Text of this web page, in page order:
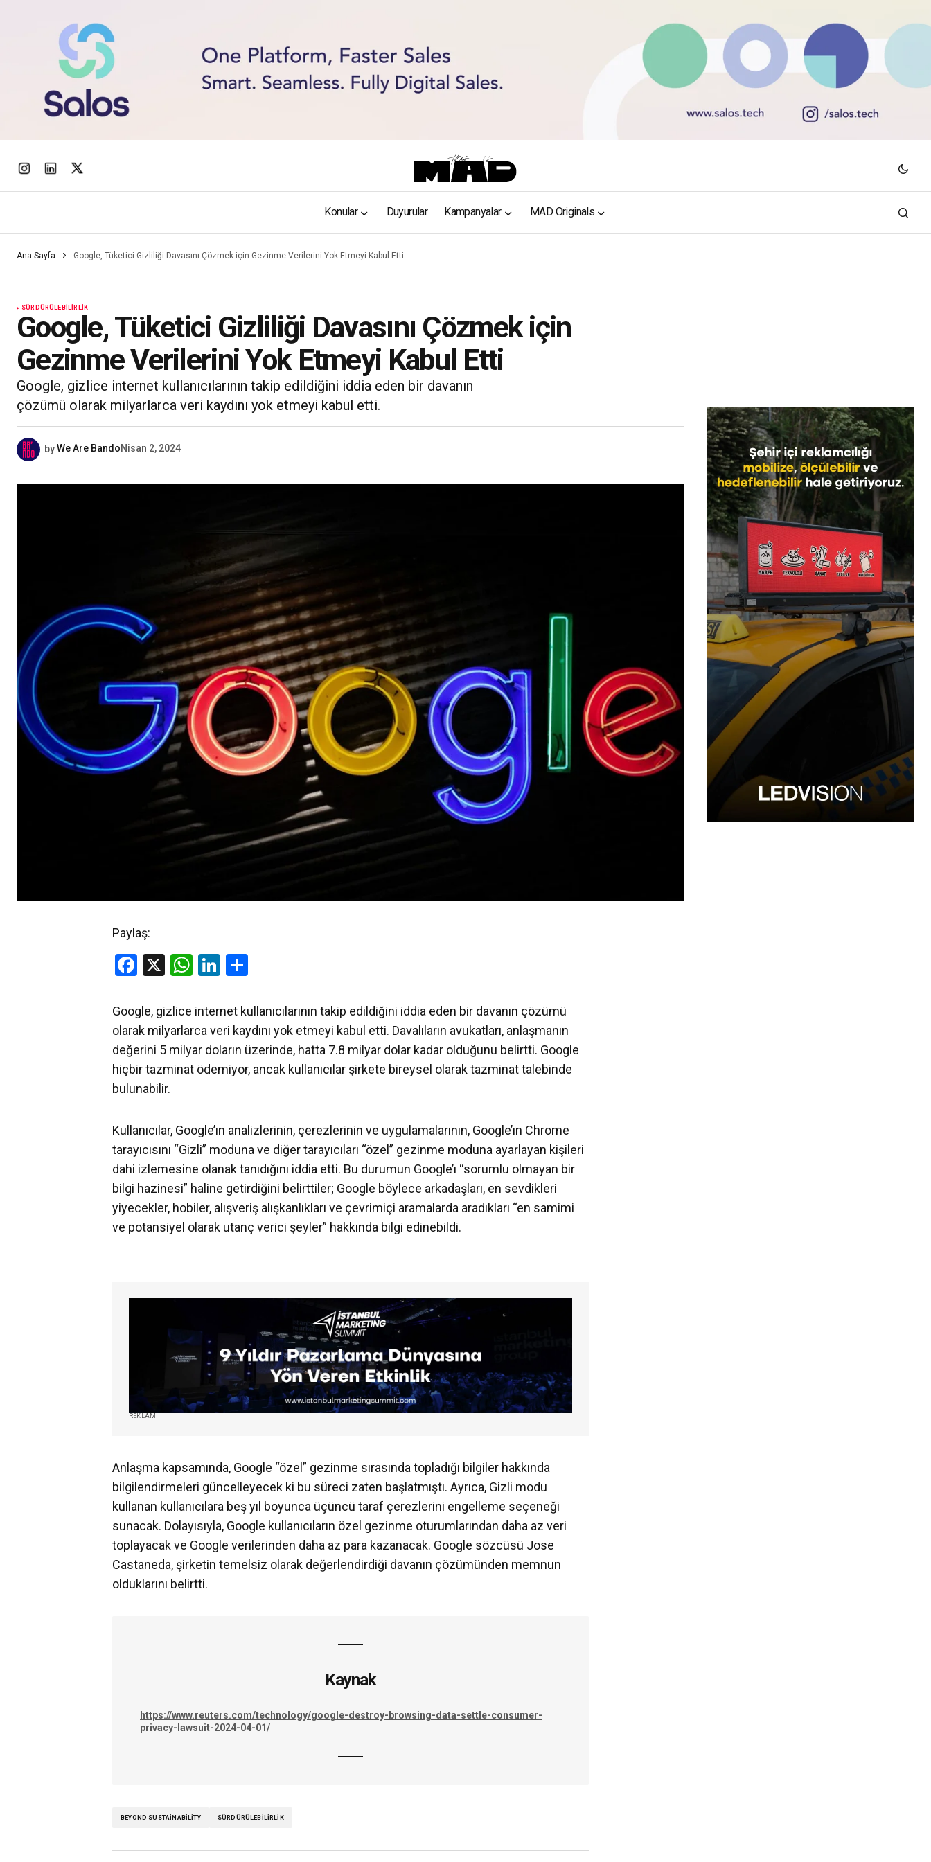
Konular Duyurular Kampanyalar MAD Originals
Ana Sayfa Google, Tüketici Gizliliği Davasını Çözmek için Gezinme Verilerini Yok Etmeyi Kabul Etti
SÜRDÜRÜLEBILIRLIK
Google, Tüketici Gizliliği Davasını Çözmek için
Gezinme Verilerini Yok Etmeyi Kabul Etti
Google, gizlice internet kullanıcılarının takip edildiğini iddia eden bir davanın
çözümü olarak milyarlarca veri kaydını yok etmeyi kabul etti.
byWe Are BandoNisan 2, 2024
Paylaş:
Facebook
X WhatsApp
LinkedIn
Google, gizlice internet kullanıcılarının takip edildiğini iddia eden bir davanın çözümü
olarak milyarlarca veri kaydını yok etmeyi kabul etti. Davalıların avukatları, anlaşmanın
değerini 5 milyar doların üzerinde, hatta 7.8 milyar dolar kadar olduğunu belirtti. Google
hiçbir tazminat ödemiyor, ancak kullanıcılar şirkete bireysel olarak tazminat talebinde
bulunabilir.
Kullanıcılar, Google’ın analizlerinin, çerezlerinin ve uygulamalarının, Google’ın Chrome
tarayıcısını “Gizli” moduna ve diğer tarayıcıları “özel” gezinme moduna ayarlayan kişileri
dahi izlemesine olanak tanıdığını iddia etti. Bu durumun Google’ı “sorumlu olmayan bir
bilgi hazinesi” haline getirdiğini belirttiler; Google böylece arkadaşları, en sevdikleri
yiyecekler, hobiler, alışveriş alışkanlıkları ve çevrimiçi aramalarda aradıkları “en samimi
ve potansiyel olarak utanç verici şeyler” hakkında bilgi edinebildi.
REKLAM
Anlaşma kapsamında, Google “özel” gezinme sırasında topladığı bilgiler hakkında
bilgilendirmeleri güncelleyecek ki bu süreci zaten başlatmıştı. Ayrıca, Gizli modu
kullanan kullanıcılara beş yıl boyunca üçüncü taraf çerezlerini engelleme seçeneği
sunacak. Dolayısıyla, Google kullanıcıların özel gezinme oturumlarından daha az veri
toplayacak ve Google verilerinden daha az para kazanacak. Google sözcüsü Jose
Castaneda, şirketin temelsiz olarak değerlendirdiği davanın çözümünden memnun
olduklarını belirtti.
Kaynak
https://www.reuters.com/technology/google-destroy-browsing-data-settle-consumer-
privacy-lawsuit-2024-04-01/
BEYOND SUSTAINABILITY SÜRDÜRÜLEBILIRLIK